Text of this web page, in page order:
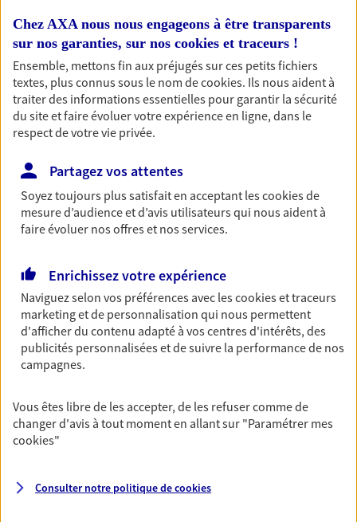
OBTENIR UN TARIF EN LIGNE
Garantie Accidents de la Vie
Bricoleuse, féru de jardinage, pâtissier en herbe
ou grande lectrice… personne n'est à l'abri d'un
accident du quotidien. Avec Ma Protection
revenus.
Découvrir l'offre Garantie Accidents de la Vie
OBTENIR UN TARIF EN LIGNE
Multirisque Entreprise
Gagnez en simplicité et en sérénité avec votre
assurance multirisque entreprise. Un contrat
unique pour protéger vos locaux, matériels pro,
équipements et stocks… sans oublier votre
Découvrir l'offre Multirisque Entreprise
Chez AXA nous nous engageons à être transparents
sur nos garanties, sur nos cookies et traceurs !
Ensemble, mettons fin aux préjugés sur ces petits fichiers
textes, plus connus sous le nom decookies. Ils nous aident à
traiter des informations essentielles pour garantir la sécurité
du site et faire évoluer votre expérience en ligne, dans le
respect de votre vie privée.
Partagez vos attentes
Soyez toujours plus satisfait en acceptant lescookiesde
mesure d’audience et d’avis utilisateurs qui nous aident à
faire évoluer nos offres et nos services.
Enrichissez votre expérience
Naviguez selon vos préférences avec lescookies et traceurs
marketing et de personnalisation qui nous permettent
d'afficher du contenu adapté à vos centres d'intérêts, des
publicités personnalisées et de suivre la performance de nos
campagnes.
Vous êtes libre de les accepter, de les refuser comme de
changer d'avis à tout moment en allant sur "Paramétrer mes
cookies"
Consulter notre politique decookies